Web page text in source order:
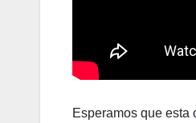
Esperamos que esta